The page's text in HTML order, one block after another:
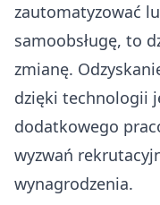
zautomatyzować
samoobsługę, to
zmianę.
dzięki technologii
dodatkowego
wyzwań
wynagrodzenia.